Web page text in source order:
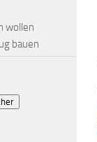
wollen
bauen